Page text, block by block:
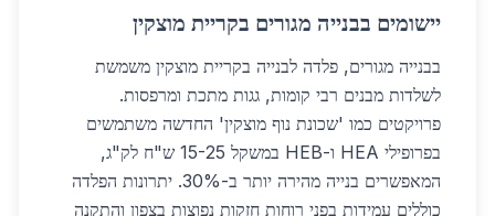
יישומים בבנייה מגורים בקריית מוצקין
בבנייה מגורים, פלדה לבנייה בקריית מוצקין משמשת
לשלדות מבנים רבי קומות, גגות מתכת ומרפסות.
פרויקטים כמו 'שכונת נוף מוצקין' החדשה משתמשים
בפרופילי HEA ו-HEB במשקל 15-25 ש"ח לק"ג,
המאפשרים בנייה מהירה יותר ב-30%. יתרונות הפלדה
כוללים עמידות בפני רוחות חזקות נפוצות בצפון והתקנה